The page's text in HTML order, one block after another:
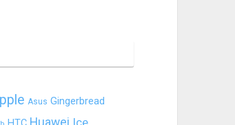
Asus Gingerbread
Huawei Ice